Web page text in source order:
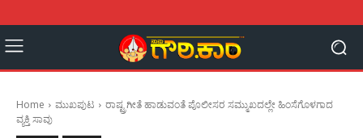
Home ಮುಖಪುಟ
ರಾಷ್ಟ್ರಗೀತೆ ಹಾಡುವಂತೆ ಪೊಲೀಸರ ಸಮ್ಮುಖದಲ್ಲೇ ಹಿಂಸೆಗೊಳಗಾದ
ವ್ಯಕ್ತಿ ಸಾವು